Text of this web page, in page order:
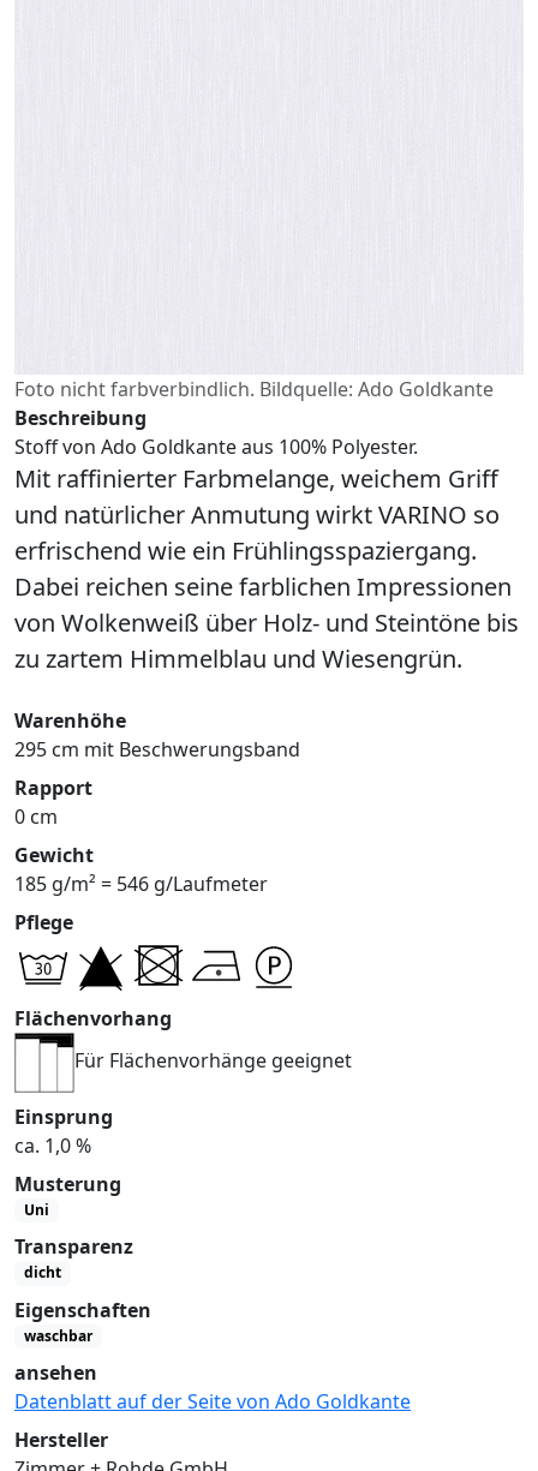
Foto nicht farbverbindlich. Bildquelle: Ado Goldkante
Beschreibung
Stoff von Ado Goldkante aus 100% Polyester.
Mit raffinierter Farbmelange, weichem Griff
und natürlicher Anmutung wirkt VARINO so
erfrischend wie ein Frühlingsspaziergang.
Dabei reichen seine farblichen Impressionen
von Wolkenweiß über Holz- und Steintöne bis
zu zartem Himmelblau und Wiesengrün.
Warenhöhe
295 cm mit Beschwerungsband
Rapport
0 cm
Gewicht
185 g/m² = 546 g/Laufmeter
Pflege
Flächenvorhang
Für Flächenvorhänge geeignet
Einsprung
ca. 1,0 %
Musterung
Uni
Transparenz
dicht
Eigenschaften
waschbar
ansehen
Datenblatt auf der Seite von Ado Goldkante
Hersteller